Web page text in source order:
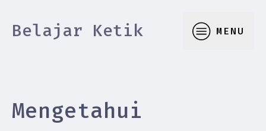
Belajar Ketik MENU
Mengetahui